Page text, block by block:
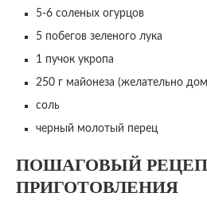
5-6 соленых огурцов
5 побегов зеленого лука
1 пучок укропа
250 г майонеза (желательно
соль
черный молотый перец
ПОШАГОВЫЙ
ПРИГОТОВЛЕНИЯ